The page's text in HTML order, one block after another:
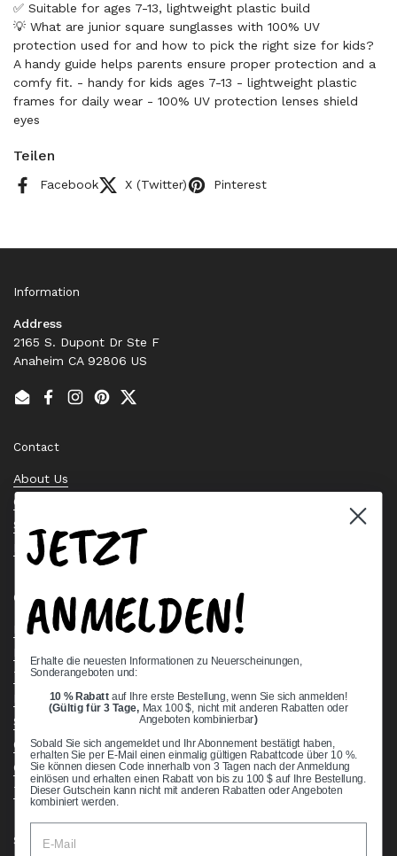
✅ Suitable for ages 7-13, lightweight plastic build
💡 What are junior square sunglasses with 100% UV
protection used for and how to pick the right size for kids?
A handy guide helps parents ensure proper protection and a
comfy fit. - handy for kids ages 7-13 - lightweight plastic
frames for daily wear - 100% UV protection lenses shield
eyes
Teilen
Facebook X (Twitter) Pinterest
Information
Address
2165 S. Dupont Dr Ste F
Anaheim CA 92806 US
EmailFacebook
Instagram
PinterestTwitter
Contact
About Us
Contact Us
Stock Check
Request a Quote
Quick links
Bearing Knowledge Center
Terms & Conditions
Return & Refund Policy
Shipping Policy
Open Cookie Banner
Comprehensive Guide to Ball Bearings
Track your Order
Supported payment methods
JETZT
ANMELDEN!
Erhalte die neuesten Informationen zu Neuerscheinungen,
Sonderangeboten und:
10 % Rabatt auf Ihre erste Bestellung, wenn Sie sich anmelden!
(Gültig für 3 Tage, Max 100 $, nicht mit anderen Rabatten oder
Angeboten kombinierbar)
Sobald Sie sich angemeldet und Ihr Abonnement bestätigt haben,
erhalten Sie per E-Mail einen einmalig gültigen Rabattcode über 10 %.
Sie können diesen Code innerhalb von 3 Tagen nach der Anmeldung
einlösen und erhalten einen Rabatt von bis zu 100 $ auf Ihre Bestellung.
Dieser Gutschein kann nicht mit anderen Rabatten oder Angeboten
kombiniert werden.